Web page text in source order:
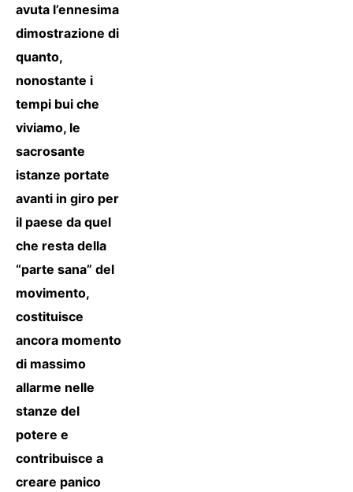
avuta l’ennesima
dimostrazione di
quanto,
nonostante i
tempi bui che
viviamo, le
sacrosante
istanze portate
avanti in giro per
il paese da quel
che resta della
“parte sana” del
movimento,
costituisce
ancora momento
di massimo
allarme nelle
stanze del
potere e
contribuisce a
creare panico